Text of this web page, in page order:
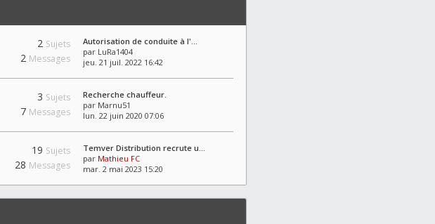
2 Sujets
2 Messages
Autorisation de conduite à l'…
par LuRa1404
jeu. 21 juil. 2022 16:42
3 Sujets
7 Messages
Recherche chauffeur.
par Marnu51
lun. 22 juin 2020 07:06
19 Sujets
28 Messages
Temver Distribution recrute u…
par Mathieu FC
mar. 2 mai 2023 15:20